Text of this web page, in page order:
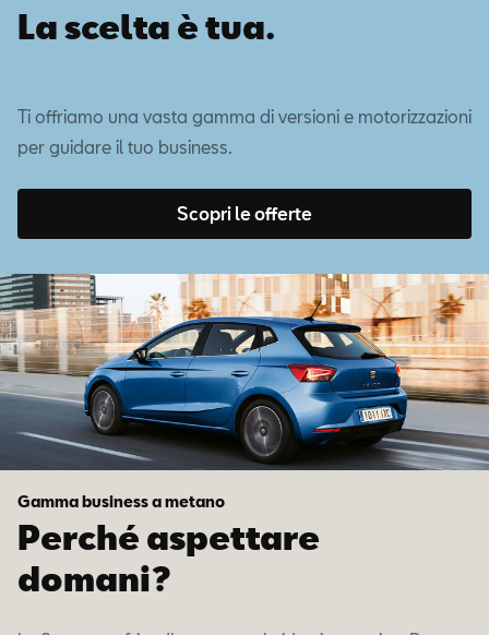
La scelta è tua.
Ti offriamo una vasta gamma di versioni e motorizzazioni
per guidare il tuo business.
Scopri le offerte
Gamma business a metano
Perché aspettare
domani?